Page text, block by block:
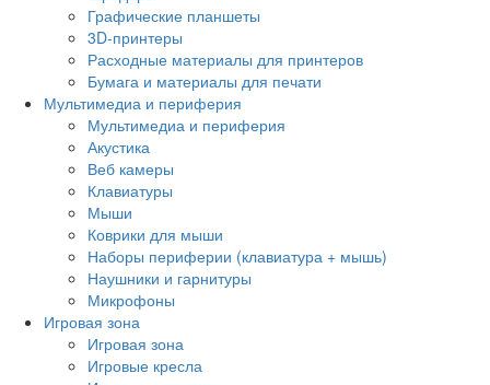
Графические планшеты
3D-принтеры
Расходные материалы для принтеров
Бумага и материалы для печати
Мультимедиа и периферия
Мультимедиа и периферия
Акустика
Веб камеры
Клавиатуры
Мыши
Коврики для мыши
Наборы периферии (клавиатура + мышь)
Наушники и гарнитуры
Микрофоны
Игровая зона
Игровая зона
Игровые кресла